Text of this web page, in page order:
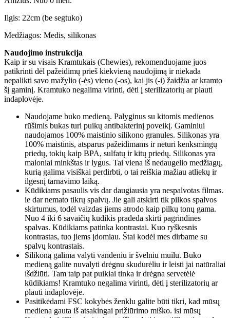
Ilgis: 22cm (be segtuko)
Medžiagos: Medis, silikonas
Naudojimo instrukcija
Kaip ir su visais Kramtukais (Chewies), rekomenduojame juos
patikrinti dėl pažeidimų prieš kiekvieną naudojimą ir niekada
nepalikti savo mažylio (-ės) vieno (-os), kai jis (-i) žaidžia ar kramto
šį gaminį. Kramtuko negalima virinti, dėti į sterilizatorių ar plauti
indaplovėje.
Naudojame buko medieną. Palyginus su kitomis medienos
rūšimis bukas turi puikų antibakterinį poveikį. Gaminiui
naudojamos 100% maistinio silikono granules. Silikonas yra
100% maistinis, atsparus pažeidimams ir neturi kenksmingų
priedų, tokių kaip BPA, sulfatų ir kitų priedų. Silikonas yra
maloniai minkštas ir lygus. Tai viena iš nedaugelio medžiagų,
kurią galima visiškai perdirbti, o tai reiškia mažiau atliekų ir
ilgesnį tarnavimo laiką.
Kūdikiams pasaulis vis dar daugiausia yra nespalvotas filmas.
ie dar nemato tikrų spalvų. Jie gali atskirti tik pilkos spalvos
skirtumus, todėl vaizdas jiems atrodo kaip pilkų tonų gama.
Nuo 4 iki 6 savaičių kūdikis pradeda skirti pagrindines
spalvas. Kūdikiams patinka kontrastai. Kuo ryškesnis
kontrastas, tuo jiems įdomiau. Štai kodėl mes dirbame su
spalvų kontrastais.
Silikoną galima valyti vandeniu ir švelniu muilu. Buko
medieną galite nuvalyti drėgnu skudurėliu ir leisti jai natūraliai
išdžiūti. Tam taip pat puikiai tinka ir drėgna servetėlė
kūdikiams! Kramtuko negalima virinti, dėti į sterilizatorių ar
plauti indaplovėje.
Pasitikėdami FSC kokybės ženklu galite būti tikri, kad mūsų
mediena gauta iš atsakingai prižiūrimo miško. isi mūsų